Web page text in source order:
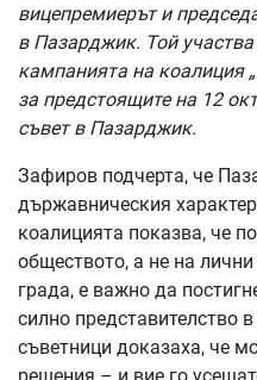
вицепремиерът и
в Пазарджик. Той
кампанията на
за предстоящите на 12
съвет в Пазарджик.
Зафиров подчерта, че
държавническия
коалицията показва, че
обществото, а не на
града, е важно да
силно представителство
съветници доказаха, че
решения – и вие го